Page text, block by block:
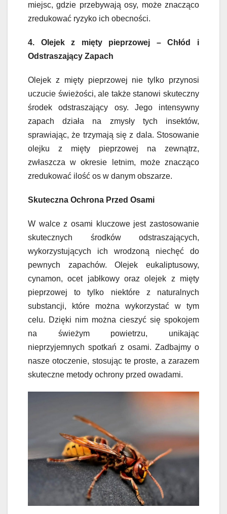
miejsc, gdzie przebywają osy, może znacząco
zredukować ryzyko ich obecności.
4. Olejek z mięty pieprzowej – Chłód i
Odstraszający Zapach
Olejek z mięty pieprzowej nie tylko przynosi
uczucie świeżości, ale także stanowi skuteczny
środek odstraszający osy. Jego intensywny
zapach działa na zmysły tych insektów,
sprawiając, że trzymają się z dala. Stosowanie
olejku z mięty pieprzowej na zewnątrz,
zwłaszcza w okresie letnim, może znacząco
zredukować ilość os w danym obszarze.
Skuteczna Ochrona Przed Osami
W walce z osami kluczowe jest zastosowanie
skutecznych środków odstraszających,
wykorzystujących ich wrodzoną niechęć do
pewnych zapachów. Olejek eukaliptusowy,
cynamon, ocet jabłkowy oraz olejek z mięty
pieprzowej to tylko niektóre z naturalnych
substancji, które można wykorzystać w tym
celu. Dzięki nim można cieszyć się spokojem
na świeżym powietrzu, unikając
nieprzyjemnych spotkań z osami. Zadbajmy o
nasze otoczenie, stosując te proste, a zarazem
skuteczne metody ochrony przed owadami.